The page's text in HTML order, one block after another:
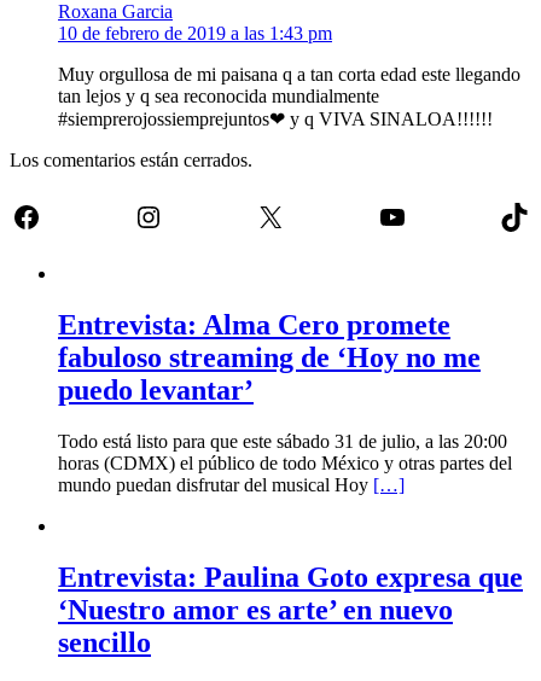
Roxana Garcia
10 de febrero de 2019 a las 1:43 pm
Muy orgullosa de mi paisana q a tan corta edad este llegando
tan lejos y q sea reconocida mundialmente
#siemprerojossiemprejuntos❤ y q VIVA SINALOA!!!!!!
Los comentarios están cerrados.
Facebook Instagram X YouTube
Entrevista: Alma Cero promete
fabuloso streaming de ‘Hoy no me
puedo levantar’
Todo está listo para que este sábado 31 de julio, a las 20:00
horas (CDMX) el público de todo México y otras partes del
mundo puedan disfrutar del musical Hoy […]
Entrevista: Paulina Goto expresa que
‘Nuestro amor es arte’ en nuevo
sencillo